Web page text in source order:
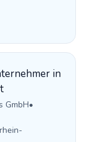
in
GmbH•